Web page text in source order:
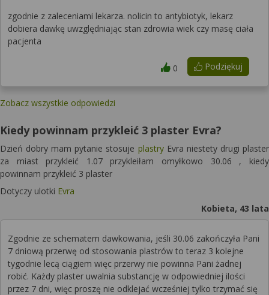
zgodnie z zaleceniami lekarza. nolicin to antybiotyk, lekarz
dobiera dawkę uwzględniając stan zdrowia wiek czy masę ciała
pacjenta
Podziękuj
0
Zobacz wszystkie odpowiedzi
Kiedy powinnam przykleić 3 plaster Evra?
Dzień dobry mam pytanie stosuje plastryEvra niestety drugi plaster
za miast przykleić 1.07 przykleiłam omyłkowo 30.06 , kiedy
powinnam przykleić 3 plaster
Dotyczy ulotki Evra
Kobieta, 43 lata
Zgodnie ze schematem dawkowania, jeśli 30.06 zakończyła Pani
7 dniową przerwę od stosowania plastrów to teraz 3 kolejne
tygodnie lecą ciągiem więc przerwy nie powinna Pani żadnej
robić. Każdy plaster uwalnia substancję w odpowiedniej ilości
przez 7 dni, więc proszę nie odklejać wcześniej tylko trzymać się